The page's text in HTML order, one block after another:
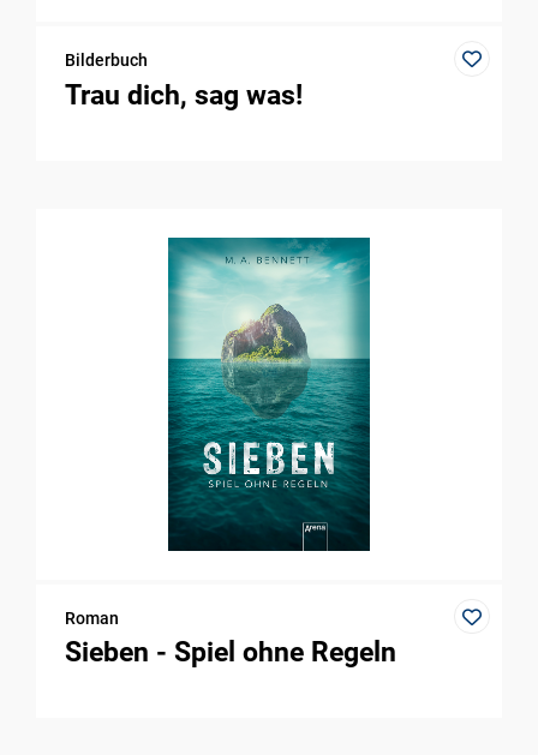
Bilderbuch
Trau dich, sag was!
Roman
Sieben - Spiel ohne Regeln